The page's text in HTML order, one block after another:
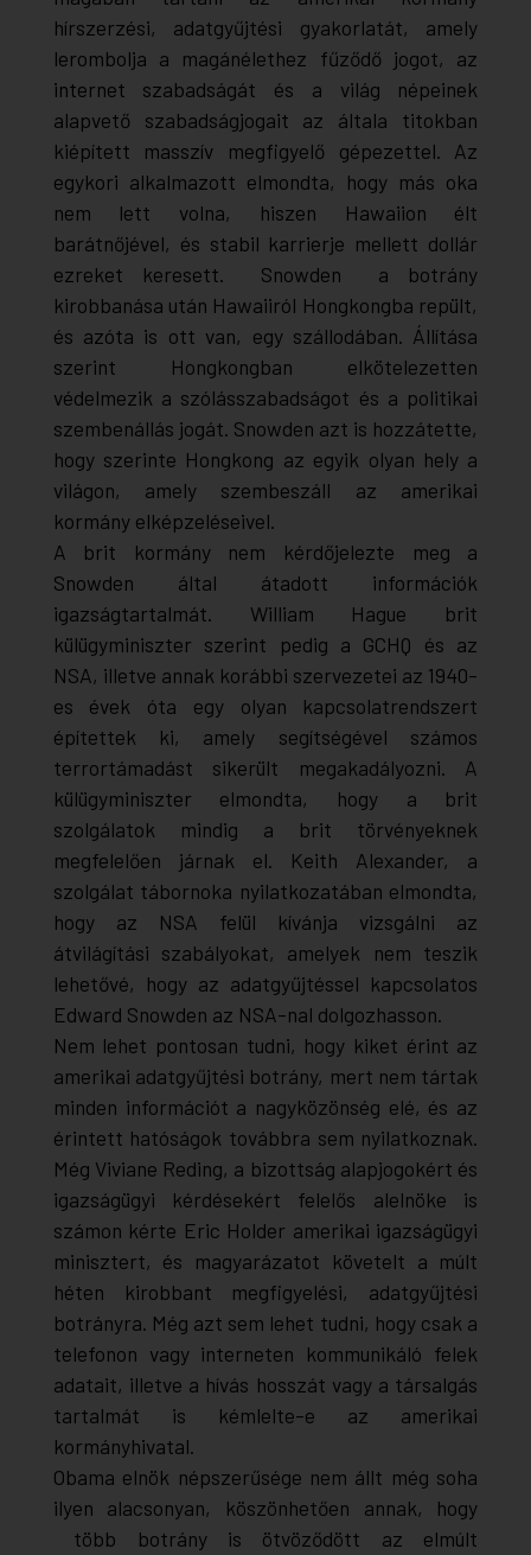
hírszerzési, adatgyűjtési gyakorlatát, amely
lerombolja a magánélethez fűződő jogot, az
internet szabadságát és a világ népeinek
alapvető szabadságjogait az általa titokban
kiépített masszív megfigyelő gépezettel. Az
egykori alkalmazott elmondta, hogy más oka
nem lett volna, hiszen Hawaiion élt
barátnőjével, és stabil karrierje mellett dollár
ezreket keresett. Snowden a botrány
kirobbanása után Hawaiiról Hongkongba repült,
és azóta is ott van, egy szállodában. Állítása
szerint Hongkongban elkötelezetten
védelmezik a szólásszabadságot és a politikai
szembenállás jogát. Snowden azt is hozzátette,
hogy szerinte Hongkong az egyik olyan hely a
világon, amely szembeszáll az amerikai
kormány elképzeléseivel.
A brit kormány nem kérdőjelezte meg a
Snowden által átadott információk
igazságtartalmát. William Hague brit
külügyminiszter szerint pedig a GCHQ és az
NSA, illetve annak korábbi szervezetei az 1940-
es évek óta egy olyan kapcsolatrendszert
építettek ki, amely segítségével számos
terrortámadást sikerült megakadályozni. A
külügyminiszter elmondta, hogy a brit
szolgálatok mindig a brit törvényeknek
megfelelően járnak el. Keith Alexander, a
szolgálat tábornoka nyilatkozatában elmondta,
hogy az NSA felül kívánja vizsgálni az
átvilágítási szabályokat, amelyek nem teszik
lehetővé, hogy az adatgyűjtéssel kapcsolatos
Edward Snowden az NSA-nal dolgozhasson.
Nem lehet pontosan tudni, hogy kiket érint az
amerikai adatgyűjtési botrány, mert nem tártak
minden információt a nagyközönség elé, és az
érintett hatóságok továbbra sem nyilatkoznak.
Még Viviane Reding, a bizottság alapjogokért és
igazságügyi kérdésekért felelős alelnöke is
számon kérte Eric Holder amerikai igazságügyi
minisztert, és magyarázatot követelt a múlt
héten kirobbant megfigyelési, adatgyűjtési
botrányra. Még azt sem lehet tudni, hogy csak a
telefonon vagy interneten kommunikáló felek
adatait, illetve a hívás hosszát vagy a társalgás
tartalmát is kémlelte-e az amerikai
kormányhivatal.
Obama elnök népszerűsége nem állt még soha
ilyen alacsonyan, köszönhetően annak, hogy
több botrány is ötvöződött az elmúlt